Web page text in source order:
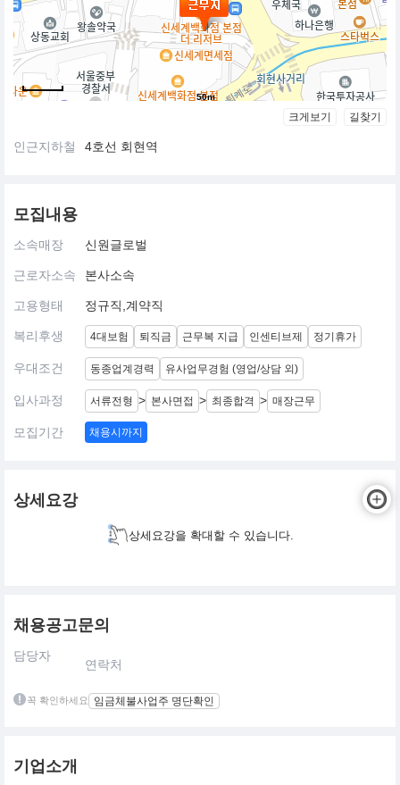
50m
크게보기 길찾기
인근지하철 4호선 회현역
모집내용
소속매장 신원글로벌
근로자소속 본사소속
고용형태 정규직,계약직
복리후생 4대보험 퇴직금 근무복 지급 인센티브제 정기휴가
우대조건 동종업계경력 유사업무경험 (영업/상담 외)
입사과정 서류전형 > 본사면접 > 최종합격 > 매장근무
모집기간 채용시까지
상세요강
상세요강을 확대할 수 있습니다.
채용공고문의
담당자
연락처
꼭 확인하세요 임금체불사업주 명단확인
기업소개